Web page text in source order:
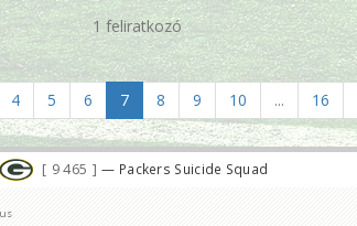
1 feliratkozó
4 5 6 7 8 9 10 ... 16
9 465 — Packers Suicide Squad